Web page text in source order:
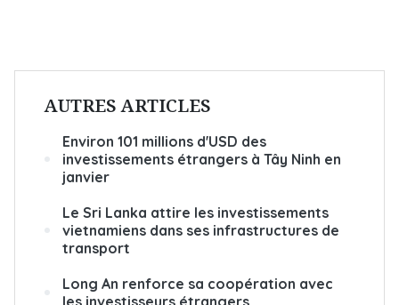
AUTRES ARTICLES
Environ 101 millions d'USD des
investissements étrangers à Tây Ninh en
janvier
Le Sri Lanka attire les investissements
vietnamiens dans ses infrastructures de
transport
Long An renforce sa coopération avec
les investisseurs étrangers